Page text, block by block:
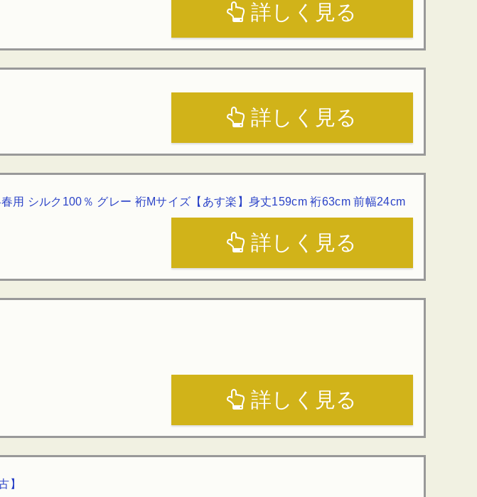
詳しく見る
詳しく見る
用 シルク100％ グレー 裄Mサイズ【あす楽】身丈159cm 裄63cm 前幅24cm
詳しく見る
詳しく見る
】